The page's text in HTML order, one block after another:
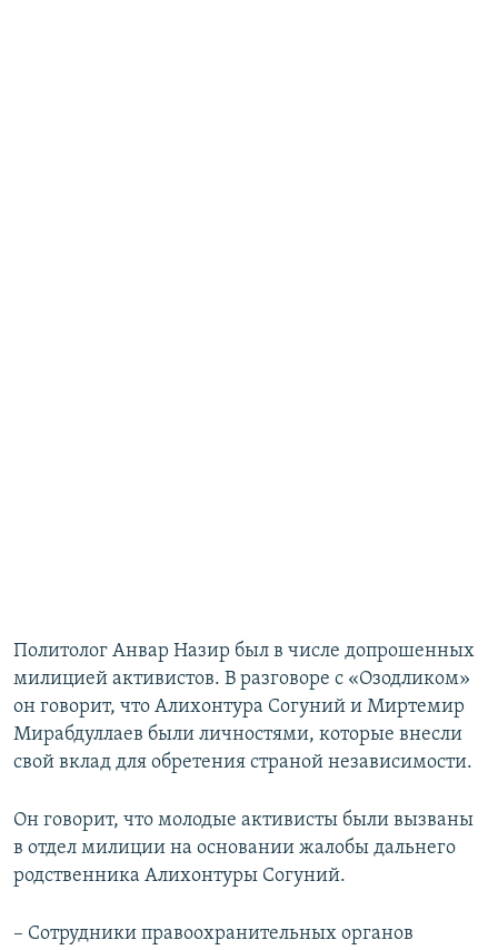
Политолог Анвар Назир был в числе допрошенных
милицией активистов. В разговоре с «Озодликом»
он говорит, что Алихонтура Согуний и Миртемир
Мирабдуллаев были личностями, которые внесли
свой вклад для обретения страной независимости.
Он говорит, что молодые активисты были вызваны
в отдел милиции на основании жалобы дальнего
родственника Алихонтуры Согуний.
– Сотрудники правоохранительных органов